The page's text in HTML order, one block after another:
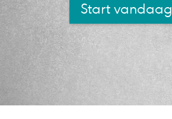
Start vandaag